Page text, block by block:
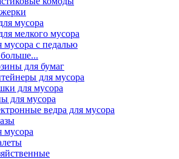
мусора
мелкого мусора
мусора с педалью
для бумаг
для мусора
для мусора
для мусора
ведра для мусора
мусора